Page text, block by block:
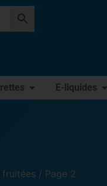
E-liquides
fruitées / Page 2